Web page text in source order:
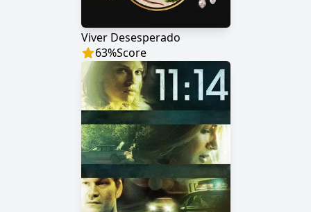
Viver Desesperado
63%Score